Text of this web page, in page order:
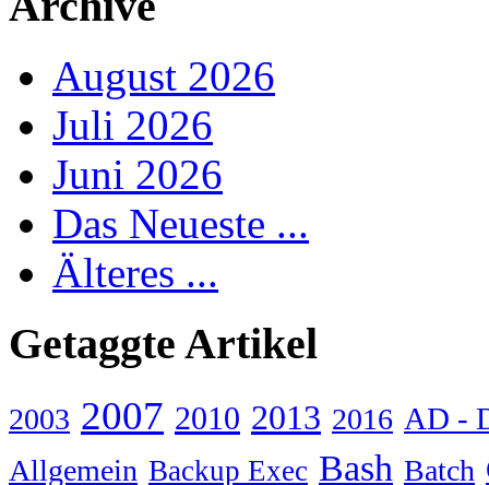
August 2026
Juli 2026
Juni 2026
Das Neueste ...
Älteres ...
Getaggte Artikel
2003 2007 2010 2013 2016 AD -
Allgemein Backup Exec Bash Batch